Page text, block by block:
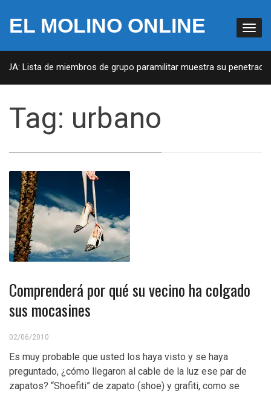
EL MOLINO ONLINE
Lista de miembros de grupo paramilitar muestra su
Tag: urbano
Comprenderá por qué su vecino ha colgado
sus mocasines
02/06/2010
Es muy probable que usted los haya visto y se haya
preguntado, ¿cómo llegaron al cable de la luz ese par de
zapatos? “Shoefiti” de zapato (shoe) y grafiti, como se